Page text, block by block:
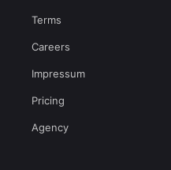
Terms
Careers
Impressum
Pricing
Agency